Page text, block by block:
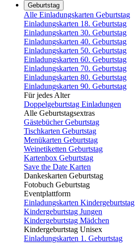
Geburtstag
Alle Einladungskarten Geburtstag
Einladungskarten 18. Geburtstag
Einladungskarten 30. Geburtstag
Einladungskarten 40. Geburtstag
Einladungskarten 50. Geburtstag
Einladungskarten 60. Geburtstag
Einladungskarten 70. Geburtstag
Einladungskarten 80. Geburtstag
Einladungskarten 90. Geburtstag
Für jedes Alter
Doppelgeburtstag Einladungen
Alle Geburtstagsextras
Gästebücher Geburtstag
Tischkarten Geburtstag
Menükarten Geburtstag
Weinetiketten Geburtstag
Kartenbox Geburtstag
Save the Date Karten
Dankeskarten Geburtstag
Fotobuch Geburtstag
Eventplattform
Einladungskarten Kindergeburtstag
Kindergeburtstag Jungen
Kindergeburtstag Mädchen
Kindergeburtstag Unisex
Einladungskarten 1. Geburtstag